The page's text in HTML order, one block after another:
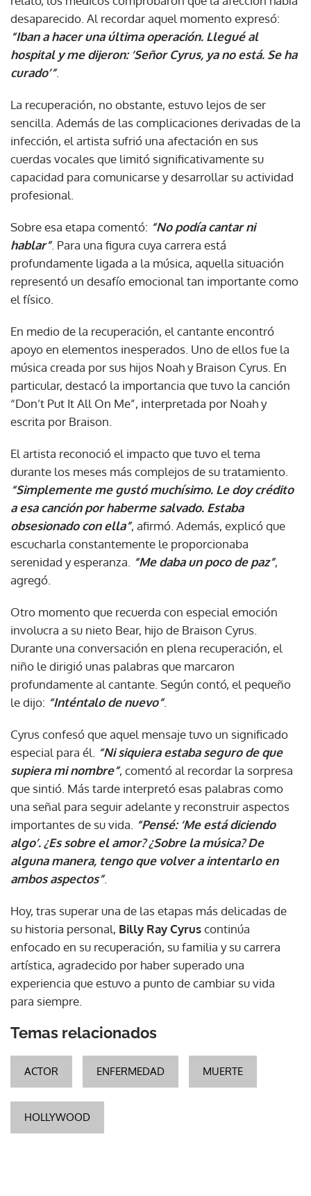
desaparecido. Al recordar aquel momento expresó:
“Iban a hacer una última operación. Llegué al
hospital y me dijeron: ‘Señor Cyrus, ya no está. Se ha
curado’”.
La recuperación, no obstante, estuvo lejos de ser
sencilla. Además de las complicaciones derivadas de la
infección, el artista sufrió una afectación en sus
cuerdas vocales que limitó significativamente su
capacidad para comunicarse y desarrollar su actividad
profesional.
Sobre esa etapa comentó: “No podía cantar ni
hablar”. Para una figura cuya carrera está
profundamente ligada a la música, aquella situación
representó un desafío emocional tan importante como
el físico.
En medio de la recuperación, el cantante encontró
apoyo en elementos inesperados. Uno de ellos fue la
música creada por sus hijos Noah y Braison Cyrus. En
particular, destacó la importancia que tuvo la canción
“Don’t Put It All On Me”, interpretada por Noah y
escrita por Braison.
El artista reconoció el impacto que tuvo el tema
durante los meses más complejos de su tratamiento.
“Simplemente me gustó muchísimo. Le doy crédito
a esa canción por haberme salvado. Estaba
obsesionado con ella”, afirmó. Además, explicó que
escucharla constantemente le proporcionaba
serenidad y esperanza. “Me daba un poco de paz”,
agregó.
Otro momento que recuerda con especial emoción
involucra a su nieto Bear, hijo de Braison Cyrus.
Durante una conversación en plena recuperación, el
niño le dirigió unas palabras que marcaron
profundamente al cantante. Según contó, el pequeño
le dijo: “Inténtalo de nuevo”.
Cyrus confesó que aquel mensaje tuvo un significado
especial para él.
“Ni siquiera estaba seguro de que
supiera mi nombre”, comentó al recordar la sorpresa
que sintió. Más tarde interpretó esas palabras como
una señal para seguir adelante y reconstruir aspectos
importantes de su vida. “Pensé: ‘Me está diciendo
algo’. ¿Es sobre el amor? ¿Sobre la música? De
alguna manera, tengo que volver a intentarlo en
ambos aspectos”.
Hoy, tras superar una de las etapas más delicadas de
su historia personal, Billy Ray Cyruscontinúa
enfocado en su recuperación, su familia y su carrera
artística, agradecido por haber superado una
experiencia que estuvo a punto de cambiar su vida
para siempre.
Temas relacionados
ACTOR ENFERMEDAD MUERTE
HOLLYWOOD